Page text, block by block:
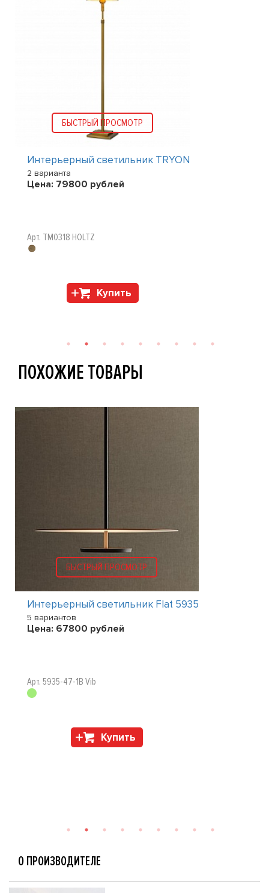
БЫСТРЫЙ ПРОСМОТР
Интерьерный светильник TRYON
2 варианта
Цена: 79800 рублей
Арт. TM0318 HOLTZ
Купить
ПОХОЖИЕ ТОВАРЫ
БЫСТРЫЙ ПРОСМОТР
Интерьерный светильник Flat 5935
5 вариантов
Цена: 67800 рублей
Арт. 5935-47-1B Vib
Купить
О ПРОИЗВОДИТЕЛЕ